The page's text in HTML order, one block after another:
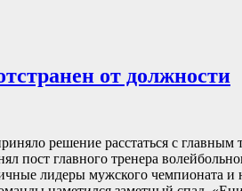
от должности
решение расстаться с
пост главного тренера
лидеры мужского чемпионата и